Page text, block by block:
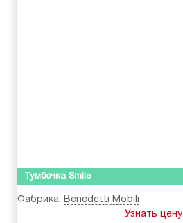
Тумбочка Smile
Фабрика: Benedetti Mobili
Узнать цену